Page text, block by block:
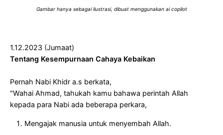
Gambar hanya sebagai ilustrasi, dibuat menggunakan ai copilot
1.12.2023 (Jumaat)
Tentang Kesempurnaan Cahaya Kebaikan
Pernah Nabi Khidr a.s berkata,
"Wahai Ahmad, tahukah kamu bahawa perintah Allah
kepada para Nabi ada beberapa perkara,
Mengajak manusia untuk menyembah Allah.